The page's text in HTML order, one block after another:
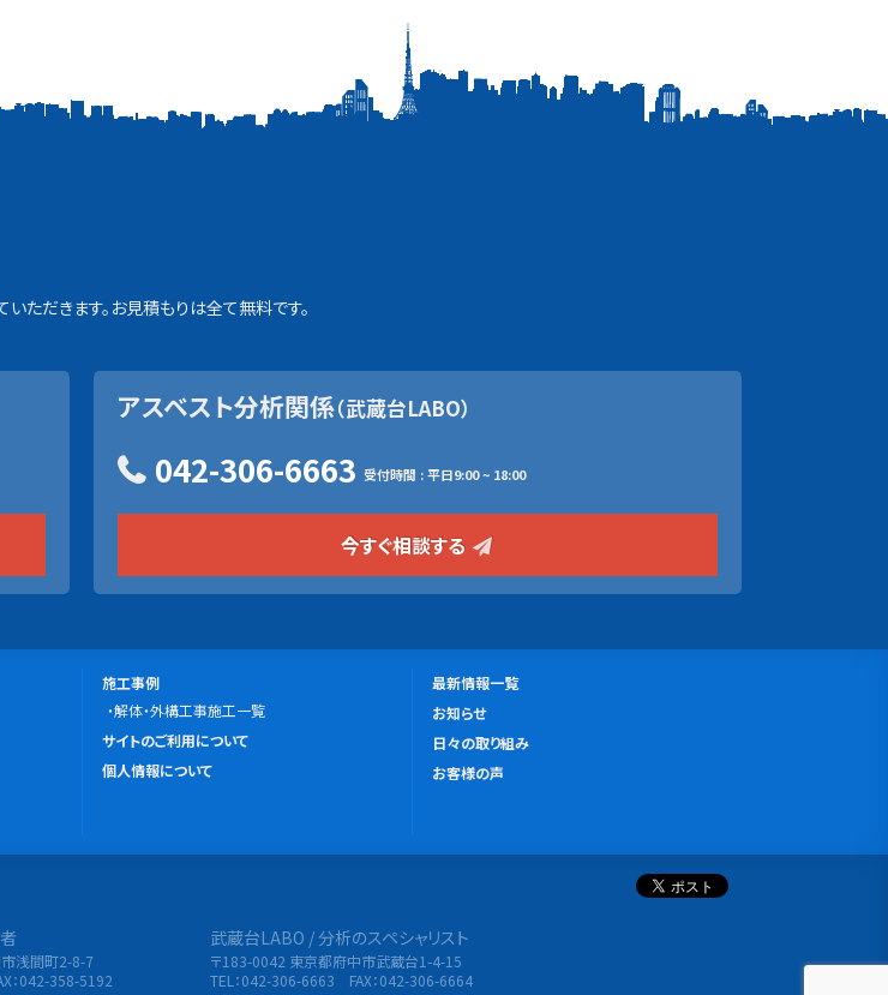
ただきます。お見積もりは全て無料です。
アスベスト分析関係（武蔵台LABO）
042-306-6663 受付時間 : 平日9:00 ~ 18:00
今すぐ相談する
施
工
事
例
施工事例
解体・外構工事施工一覧
こ
の
ト
て
サイトのご利用について
個人情報について
更
新
情
報
最新情報一覧
お知らせ
日々の取り組み
お客様の声
浅間町2-8-7
：042-358-5192
武蔵台LABO / 分析のスペシャリスト
〒183-0042 東京都府中市武蔵台1-4-15
TEL：042-306-6663 FAX：042-306-6664